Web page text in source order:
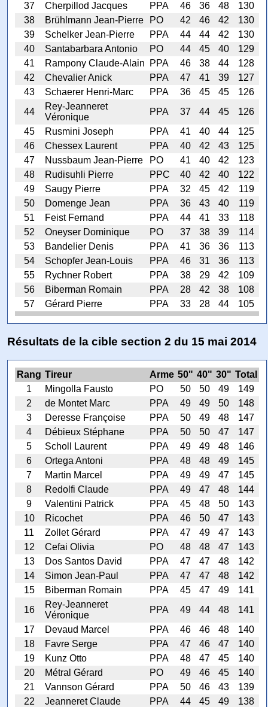
37
Cherpillod Jacques PPA 46 36 48
130
38
Brühlmann Jean-Pierre PO 42 46 42
130
39
Schelker Jean-Pierre PPA 44 44 42
130
40
Santabarbara Antonio PO 44 45 40
129
41
Rampony Claude-Alain PPA 46 38 44
128
42
Chevalier Anick PPA 47 41 39
127
43
Schaerer Henri-Marc PPA 36 45 45
126
44
Rey-Jeanneret
Véronique
PPA 37 44 45
126
45
Rusmini Joseph PPA 41 40 44
125
46
Chessex Laurent PPA 40 42 43
125
47
Nussbaum Jean-Pierre PO 41 40 42
123
48
Rudisuhli Pierre PPC 40 42 40
122
49
Saugy Pierre PPA 32 45 42
119
50
Domenge Jean PPA 36 43 40
119
51
Feist Fernand PPA 44 41 33
118
52
Oneyser Dominique PO 37 38 39
114
53
Bandelier Denis PPA 41 36 36
113
54
Schopfer Jean-Louis PPA 46 31 36
113
55
Rychner Robert PPA 38 29 42
109
56
Biberman Romain PPA 28 42 38
108
57
Gérard Pierre PPA 33 28 44 105
Résultats de la cible section 2 du 15 mai 2014
Rang Tireur Arme 50" 40" 30" Total
1
Mingolla Fausto PO 50 50 49
149
2
de Montet Marc PPA 49 49 50
148
3
Deresse Françoise PPA 50 49 48
147
4
Débieux Stéphane PPA 50 50 47
147
5
Scholl Laurent PPA 49 49 48
146
6
Ortega Antoni PPA 48 48 49
145
7
Martin Marcel PPA 49 49 47
145
8
Redolfi Claude PPA 49 47 48
144
9
Valentini Patrick PPA 45 48 50
143
10
Ricochet PPA 46 50 47
143
11
Zollet Gérard PPA 47 49 47
143
12
Cefai Olivia PO 48 48 47
143
13
Dos Santos David PPA 47 47 48
142
14
Simon Jean-Paul PPA 47 47 48
142
15
Biberman Romain PPA 45 47 49
141
16
Rey-Jeanneret
Véronique
PPA 49 44 48
141
17
Devaud Marcel PPA 46 46 48
140
18
Favre Serge PPA 47 46 47
140
19
Kunz Otto PPA 48 47 45
140
20
Métral Gérard PO 49 46 45
140
21
Vannson Gérard PPA 50 46 43
139
22
Jeanneret Claude PPA 44 45 49 138